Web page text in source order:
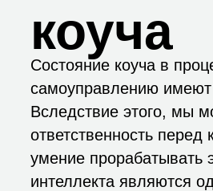
коуча
Состояние коуча в
самоуправлению
Вследствие этого, мы
ответственность
умение прорабатывать
интеллекта являются